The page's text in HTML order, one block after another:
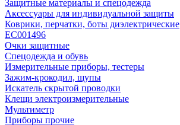
Защитные материалы и спецодежда
Аксессуары для индивидуальной защиты
Коврики, перчатки, боты диэлектрические
EC001496
Очки защитные
Спецодежда и обувь
Измерительные приборы, тестеры
Зажим-крокодил, щупы
Искатель скрытой проводки
Клещи электроизмерительные
Мультиметр
Приборы прочие